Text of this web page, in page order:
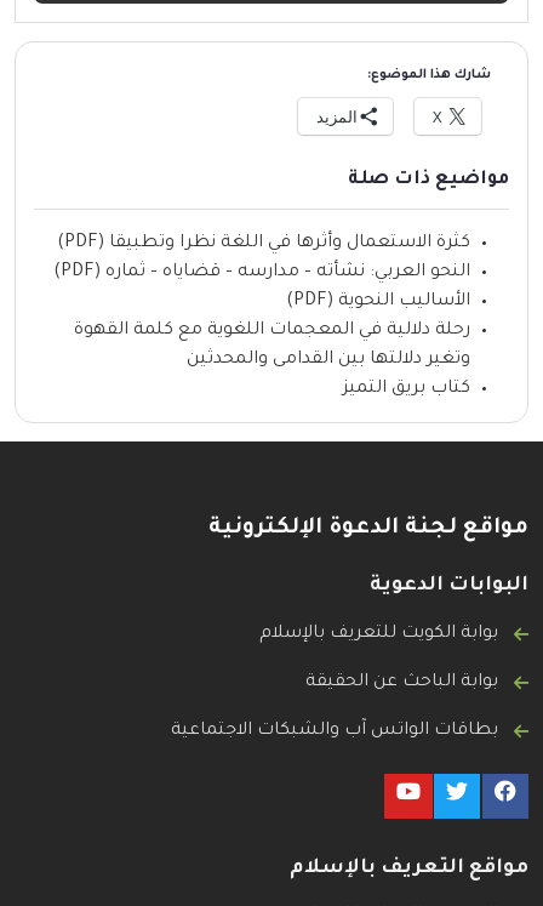
شارك هذا الموضوع:
X المزيد
مواضيع ذات صلة
كثرة الاستعمال وأثرها في اللغة نظرا وتطبيقا (PDF)
النحو العربي: نشأته – مدارسه – قضاياه – ثماره (PDF)
الأساليب النحوية (PDF)
رحلة دلالية في المعجمات اللغوية مع كلمة القهوة
وتغير دلالتها بين القدامى والمحدثين
كتاب بريق التميز
مواقع لجنة الدعوة الإلكترونية
البوابات الدعوية
بوابة الكويت للتعريف بالإسلام
بوابة الباحث عن الحقيقة
بطاقات الواتس آب والشبكات الاجتماعية
مواقع التعريف بالإسلام